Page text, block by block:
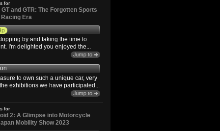
for
and GTR: The Forgotten Sports
Era
by and taking the time to
I'm delighted you enjoyed the...
to own such a unique car, very
exhibitions we have participated...
for
2: A Glimpse into Motorcycle
Mobility Show 2023